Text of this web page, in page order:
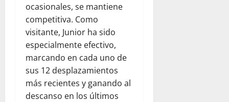
ocasionales, se mantiene
competitiva. Como
visitante, Junior ha sido
especialmente efectivo,
marcando en cada uno de
sus 12 desplazamientos
más recientes y ganando al
descanso en los últimos